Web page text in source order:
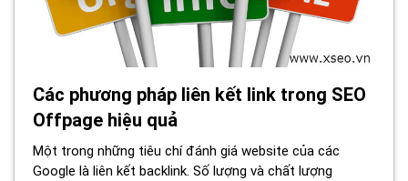
Các phương pháp liên kết link trong SEO
Offpage hiệu quả
Một trong những tiêu chí đánh giá website của các
Google là liên kết backlink. Số lượng và chất lượng